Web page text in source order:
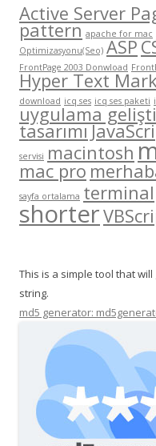
Active Server
pattern apache for mac
Optimizasyonu(Seo) ASP
FrontPage 2003 Donwload
Hyper Text
download icq ses icq ses paketi
uygulama
tasarımı
servisi macintosh
mac pro
sayfa ortalama terminal
shorter
This is a simple tool that
string.
md5 generator: